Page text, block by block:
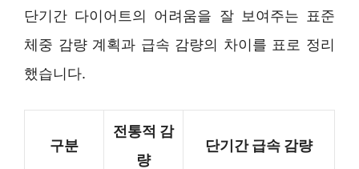
단기간 다이어트의 어려움을 잘 보여주는 표준
체중 감량 계획과 급속 감량의 차이를 표로 정리
했습니다.
구분
전통적 감
량
단기간 급속 감량